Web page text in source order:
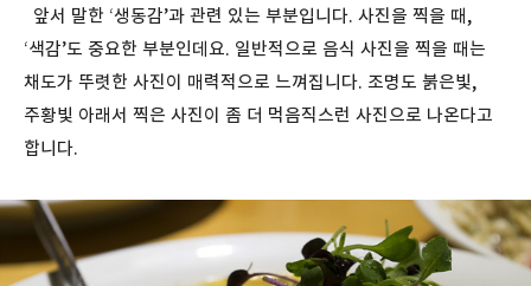
앞서 말한 ‘생동감’과 관련 있는 부분입니다. 사진을 찍을 때,
‘색감’도 중요한 부분인데요. 일반적으로 음식 사진을 찍을 때는
채도가 뚜렷한 사진이 매력적으로 느껴집니다. 조명도 붉은빛,
주황빛 아래서 찍은 사진이 좀 더 먹음직스런 사진으로 나온다고
합니다.